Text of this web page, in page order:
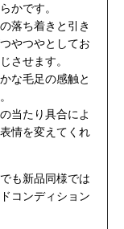
かです。
落ち着きと引き
やつやとしてお
させます。
な毛足の感触と
当たり具合によ
情を変えてくれ
も新品同様では
コンディション